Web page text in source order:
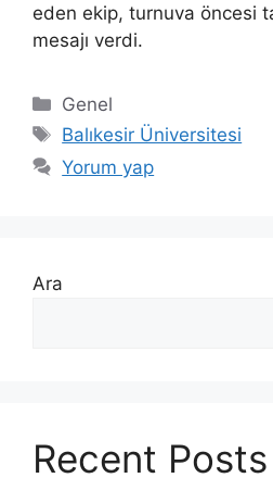
eden ekip, turnuva öncesi
mesajı verdi.
Kategoriler
Genel
Etiketler
Balıkesir Üniversitesi
Yorum yap
Ara
Recent Posts